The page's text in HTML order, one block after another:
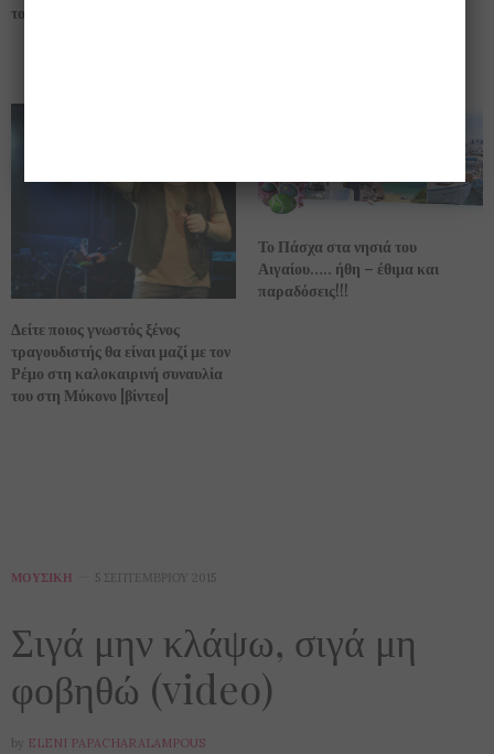
το 2018 στις παραλίες!!
Δείτε ποιος γνωστός ξένος
τραγουδιστής θα είναι μαζί με τον
Ρέμο στη καλοκαιρινή συναυλία
του στη Μύκονο [βίντεο]
Το Πάσχα στα νησιά του
Αιγαίου….. ήθη – έθιμα και
παραδόσεις!!!
ΜΟΥΣΙΚΉ 5 ΣΕΠΤΕΜΒΡΊΟΥ 2015
Σιγά μην κλάψω, σιγά μη
φοβηθώ (video)
by ELENI PAPACHARALAMPOUS